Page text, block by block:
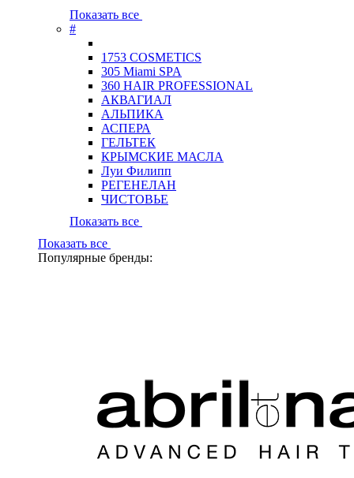
Показать все
#
1753 COSMETICS
305 Miami SPA
360 HAIR PROFESSIONAL
АКВАГИАЛ
АЛЬПИКА
АСПЕРА
ГЕЛЬТЕК
КРЫМСКИЕ МАСЛА
Луи Филипп
РЕГЕНЕЛАН
ЧИСТОВЬЕ
Показать все
Показать все
Популярные бренды: